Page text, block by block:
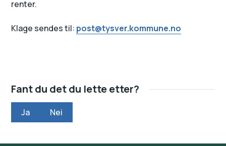
renter.
Klage sendes til: post@tysver.kommune.no
Fant du det du lette etter?
Ja Nei